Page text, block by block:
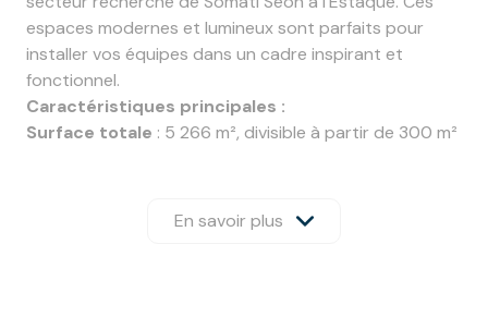
espaces modernes et lumineux sont parfaits pour
installer vos équipes dans un cadre inspirant et
fonctionnel.
Caractéristiques principales :
Surface totale : 5 266 m², divisible à partir de 300 m²
terrasse pour profiter de l'extérieur
Flexibilité d’aménagement
En savoir plus